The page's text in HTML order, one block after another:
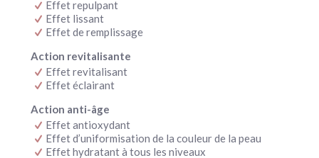
Effet repulpant
Effet lissant
Effet de remplissage
Action revitalisante
Effet revitalisant
Effet éclairant
Action anti-âge
Effet antioxydant
Effet d’uniformisation de la couleur de la peau
Effet hydratant à tous les niveaux